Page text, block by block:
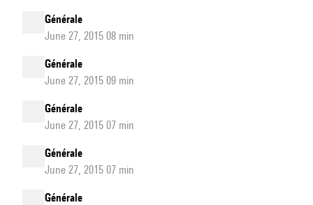
Générale
June 27, 2015 08 min
Générale
June 27, 2015 09 min
Générale
June 27, 2015 07 min
Générale
June 27, 2015 07 min
Générale